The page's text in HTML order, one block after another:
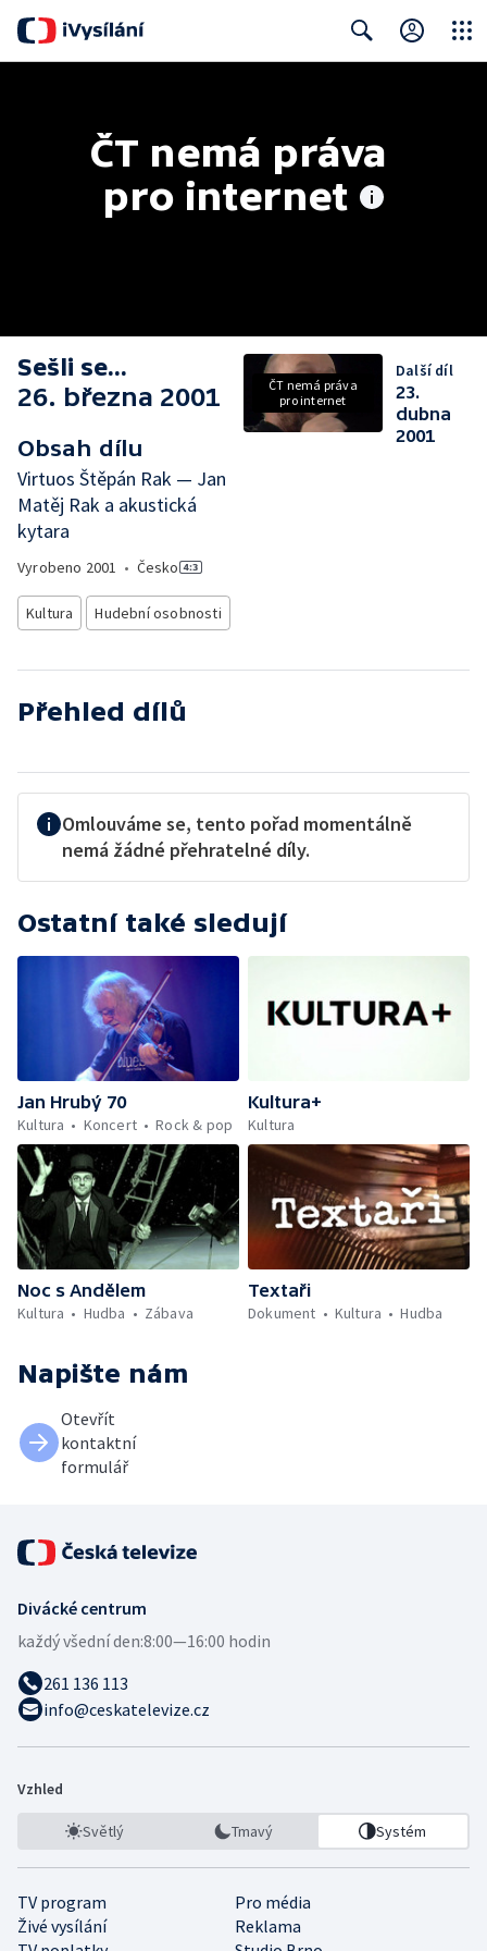
ČT nemá práva
pro internet
Sešli se...
26. března 2001
Obsah dílu
Virtuos Štěpán Rak — Jan
Matěj Rak a akustická
kytara
Vyrobeno 2001 • Česko
Kultura Hudební osobnosti
ČT nemá práva
pro internet
Další díl
23.
dubna
2001
Přehled dílů
Omlouváme se, tento pořad momentálně
nemá žádné přehratelné díly.
Ostatní také sledují
Jan Hrubý 70
Kultura
Koncert Rock & pop
Kultura+
Kultura
Noc s Andělem
Kultura
Hudba Zábava
Textaři
Dokument
Kultura Hudba
Napište nám
Otevřít
kontaktní
formulář
Divácké centrum
každý všední den:8:00—16:00 hodin
261 136 113
info@ceskatelevize.cz
Vzhled
Světlý Tmavý Systém
TV program
Pro média
Živé vysílání
Reklama